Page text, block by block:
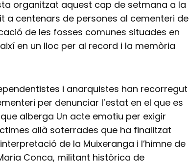
organitzat aquest cap de setmana a la
a centenars de persones al cementeri de
de les fosses comunes situades en
en un lloc per al record i la memòria
i anarquistes han recorregut
per denunciar l’estat en el que es
alberga Un acte emotiu per exigir
allà soterrades que ha finalitzat
de la Muixeranga i l’himne de
Conca, militant històrica de